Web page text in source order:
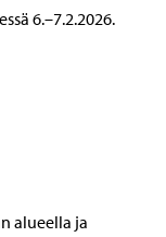
6.–7.2.2026.
alueella ja